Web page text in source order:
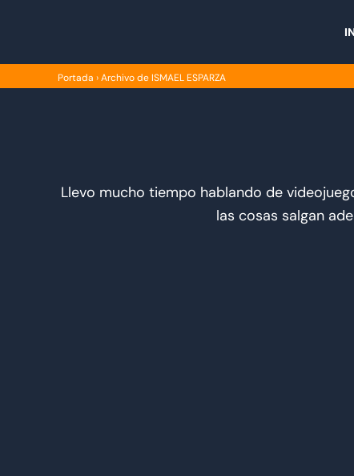
Portada ›Archivo de ISMAEL ESPARZA
Llevo mucho tiempo hablando de
las cosas salgan